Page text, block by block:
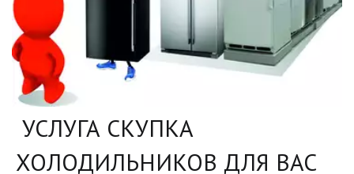
УСЛУГА СКУПКА
ХОЛОДИЛЬНИКОВ ДЛЯ ВАС